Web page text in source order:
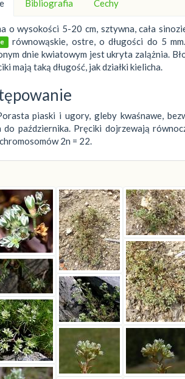
Bibliografia Cechy
o wysokości 5-20 cm, sztywna, cała
równowąskie, ostre, o długości do 5 mm.
dnie kwiatowym jest ukryta zalążnia.
mają taką długość, jak działki kielicha.
piaski i ugory, gleby kwaśnawe,
października. Pręciki dojrzewają
2n = 22.